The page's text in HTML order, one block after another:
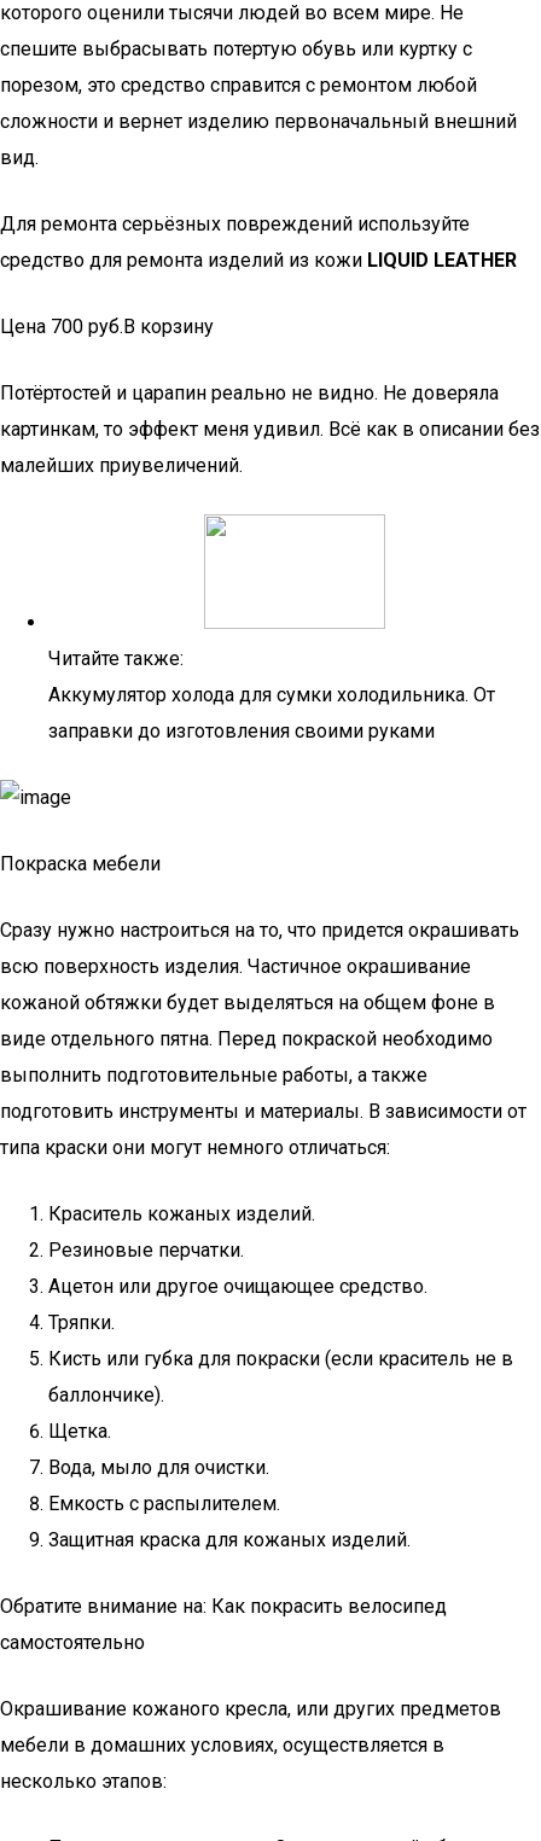
которого оценили тысячи людей во всем мире. Не
спешите выбрасывать потертую обувь или куртку с
порезом, это средство справится с ремонтом любой
сложности и вернет изделию первоначальный внешний
вид.
Для ремонта серьёзных повреждений используйте
средство для ремонта изделий из кожи LIQUID LEATHER
Цена 700 руб.В корзину
Потёртостей и царапин реально не видно. Не доверяла
картинкам, то эффект меня удивил. Всё как в описании без
малейших приувеличений.
Читайте также:
Аккумулятор холода для сумки холодильника. От
заправки до изготовления своими руками
Покраска мебели
Сразу нужно настроиться на то, что придется окрашивать
всю поверхность изделия. Частичное окрашивание
кожаной обтяжки будет выделяться на общем фоне в
виде отдельного пятна. Перед покраской необходимо
выполнить подготовительные работы, а также
подготовить инструменты и материалы. В зависимости от
типа краски они могут немного отличаться:
Краситель кожаных изделий.
Резиновые перчатки.
Ацетон или другое очищающее средство.
Тряпки.
Кисть или губка для покраски (если краситель не в
баллончике).
Щетка.
Вода, мыло для очистки.
Емкость с распылителем.
Защитная краска для кожаных изделий.
Обратите внимание на: Как покрасить велосипед
самостоятельно
Окрашивание кожаного кресла, или других предметов
мебели в домашних условиях, осуществляется в
несколько этапов: